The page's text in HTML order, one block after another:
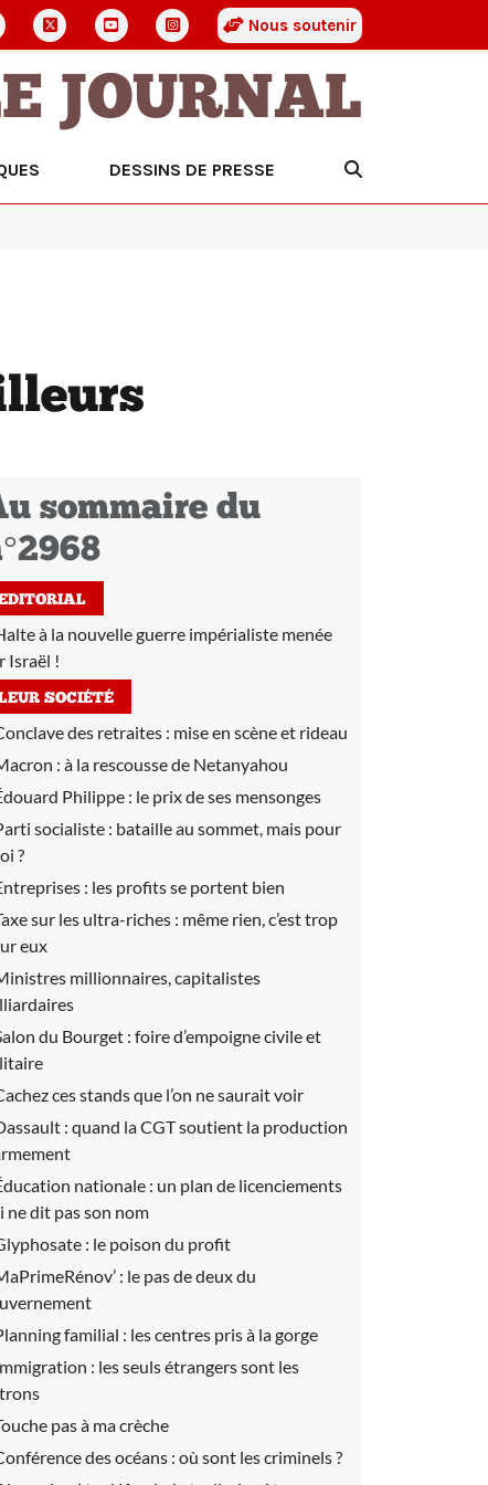
Nous soutenir
JOURNAL
DESSINS DE PRESSE
sommaire du
à la nouvelle guerre impérialiste menée
Israël !
SOCIÉTÉ
des retraites : mise en scène et rideau
: à la rescousse de Netanyahou
Philippe : le prix de ses mensonges
socialiste : bataille au sommet, mais pour
?
: les profits se portent bien
sur les ultra-riches : même rien, c’est trop
eux
millionnaires, capitalistes
du Bourget : foire d’empoigne civile et
ces stands que l’on ne saurait voir
: quand la CGT soutient la production
nationale : un plan de licenciements
ne dit pas son nom
: le poison du profit
: le pas de deux du
familial : les centres pris à la gorge
: les seuls étrangers sont les
pas à ma crèche
des océans : où sont les criminels ?